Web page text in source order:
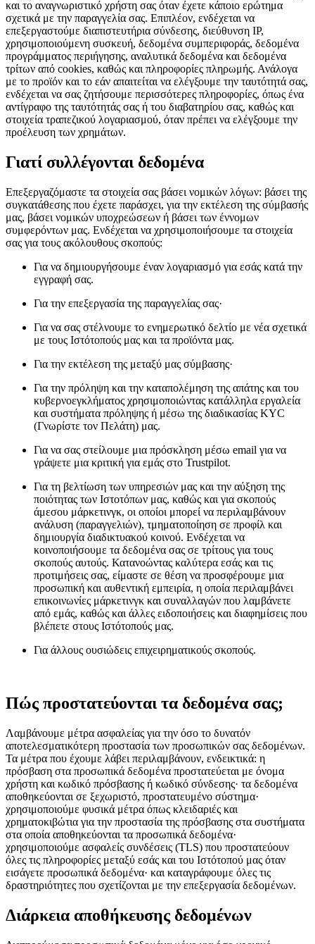
και το αναγνωριστικό χρήστη σας όταν έχετε κάποιο ερώτημα
σχετικά με την παραγγελία σας. Επιπλέον, ενδέχεται να
επεξεργαστούμε διαπιστευτήρια σύνδεσης, διεύθυνση IP,
χρησιμοποιούμενη συσκευή, δεδομένα συμπεριφοράς, δεδομένα
προγράμματος περιήγησης, αναλυτικά δεδομένα και δεδομένα
τρίτων από cookies, καθώς και πληροφορίες πληρωμής. Ανάλογα
με το προϊόν και το εάν απαιτείται να ελέγξουμε την ταυτότητά σας,
ενδέχεται να σας ζητήσουμε περισσότερες πληροφορίες, όπως ένα
αντίγραφο της ταυτότητάς σας ή του διαβατηρίου σας, καθώς και
στοιχεία τραπεζικού λογαριασμού, όταν πρέπει να ελέγξουμε την
προέλευση των χρημάτων.
Γιατί συλλέγονται δεδομένα
Επεξεργαζόμαστε τα στοιχεία σας βάσει νομικών λόγων: βάσει της
συγκατάθεσης που έχετε παράσχει, για την εκτέλεση της σύμβασής
μας, βάσει νομικών υποχρεώσεων ή βάσει των έννομων
συμφερόντων μας. Ενδέχεται να χρησιμοποιήσουμε τα στοιχεία
σας για τους ακόλουθους σκοπούς:
Για να δημιουργήσουμε έναν λογαριασμό για εσάς κατά την
εγγραφή σας.
Για την επεξεργασία της παραγγελίας σας·
Για να σας στέλνουμε το ενημερωτικό δελτίο με νέα σχετικά
με τους Ιστότοπούς μας και τα προϊόντα μας.
Για την εκτέλεση της μεταξύ μας σύμβασης·
Για την πρόληψη και την καταπολέμηση της απάτης και του
κυβερνοεγκλήματος χρησιμοποιώντας κατάλληλα εργαλεία
και συστήματα πρόληψης ή μέσω της διαδικασίας KYC
(Γνωρίστε τον Πελάτη) μας.
Για να σας στείλουμε μια πρόσκληση μέσω email για να
γράψετε μια κριτική για εμάς στο Trustpilot.
Για τη βελτίωση των υπηρεσιών μας και την αύξηση της
ποιότητας των Ιστοτόπων μας, καθώς και για σκοπούς
άμεσου μάρκετινγκ, οι οποίοι μπορεί να περιλαμβάνουν
ανάλυση (παραγγελιών), τμηματοποίηση σε προφίλ και
δημιουργία διαδικτυακού κοινού. Ενδέχεται να
κοινοποιήσουμε τα δεδομένα σας σε τρίτους για τους
σκοπούς αυτούς. Κατανοώντας καλύτερα εσάς και τις
προτιμήσεις σας, είμαστε σε θέση να προσφέρουμε μια
προσωπική και αυθεντική εμπειρία, η οποία περιλαμβάνει
επικοινωνίες μάρκετινγκ και συναλλαγών που λαμβάνετε
από εμάς, καθώς και άλλες ειδοποιήσεις και διαφημίσεις που
βλέπετε στους Ιστότοπούς μας.
Για άλλους ουσιώδεις επιχειρηματικούς σκοπούς.
Πώς προστατεύονται τα δεδομένα σας;
Λαμβάνουμε μέτρα ασφαλείας για την όσο το δυνατόν
αποτελεσματικότερη προστασία των προσωπικών σας δεδομένων.
Τα μέτρα που έχουμε λάβει περιλαμβάνουν, ενδεικτικά: η
πρόσβαση στα προσωπικά δεδομένα προστατεύεται με όνομα
χρήστη και κωδικό πρόσβασης ή κωδικό σύνδεσης· τα δεδομένα
αποθηκεύονται σε ξεχωριστό, προστατευμένο σύστημα·
χρησιμοποιούμε φυσικά μέτρα όπως κλειδαριές και
χρηματοκιβώτια για την προστασία της πρόσβασης στα συστήματα
στα οποία αποθηκεύονται τα προσωπικά δεδομένα·
χρησιμοποιούμε ασφαλείς συνδέσεις (TLS) που προστατεύουν
όλες τις πληροφορίες μεταξύ εσάς και του Ιστότοπού μας όταν
εισάγετε προσωπικά δεδομένα· και καταγράφουμε όλες τις
δραστηριότητες που σχετίζονται με την επεξεργασία δεδομένων.
Διάρκεια αποθήκευσης δεδομένων